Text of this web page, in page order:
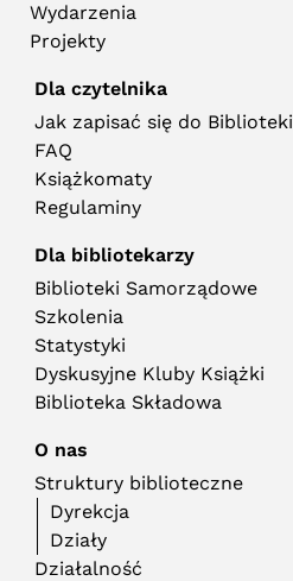
Wydarzenia
Projekty
Dla czytelnika
Jak zapisać się do Biblioteki
FAQ
Książkomaty
Regulaminy
Dla bibliotekarzy
Biblioteki Samorządowe
Szkolenia
Statystyki
Dyskusyjne Kluby Książki
Biblioteka Składowa
O nas
Struktury biblioteczne
Dyrekcja
Działy
Działalność